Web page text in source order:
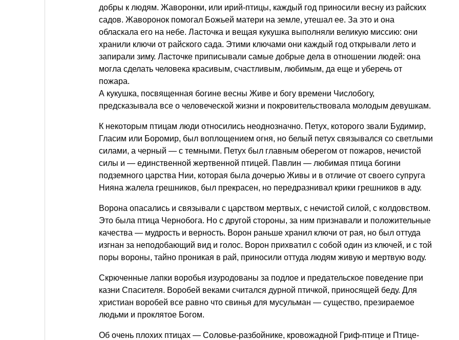
добры к людям. Жаворонки, или ирий-птицы, каждый год приносили весну из райских
садов. Жаворонок помогал Божьей матери на земле, утешал ее. За это и она
обласкала его на небе. Ласточка и вещая кукушка выполняли великую миссию: они
хранили ключи от райского сада. Этими ключами они каждый год открывали лето и
запирали зиму. Ласточке приписывали самые добрые дела в отношении людей: она
могла сделать человека красивым, счастливым, любимым, да еще и уберечь от
пожара.
А кукушка, посвященная богине весны Живе и богу времени Числобогу,
предсказывала все о человеческой жизни и покровительствовала молодым девушкам.
К некоторым птицам люди относились неоднозначно. Петух, которого звали Будимир,
Гласим или Боромир, был воплощением огня, но белый петух связывался со светлыми
силами, а черный — с темными. Петух был главным оберегом от пожаров, нечистой
силы и — единственной жертвенной птицей. Павлин — любимая птица богини
подземного царства Нии, которая была дочерью Живы и в отличие от своего супруга
Нияна жалела грешников, был прекрасен, но передразнивал крики грешников в аду.
Ворона опасались и связывали с царством мертвых, с нечистой силой, с колдовством.
Это была птица Чернобога. Но с другой стороны, за ним признавали и положительные
качества — мудрость и верность. Ворон раньше хранил ключи от рая, но был оттуда
изгнан за неподобающий вид и голос. Ворон прихватил с собой один из ключей, и с той
поры вороны, тайно проникая в рай, приносили оттуда людям живую и мертвую воду.
Скрюченные лапки воробья изуродованы за подлое и предательское поведение при
казни Спасителя. Воробей веками считался дурной птичкой, приносящей беду. Для
христиан воробей все равно что свинья для мусульман — существо, презираемое
людьми и проклятое Богом.
Об очень плохих птицах — Соловье-разбойнике, кровожадной Гриф-птице и Птице-